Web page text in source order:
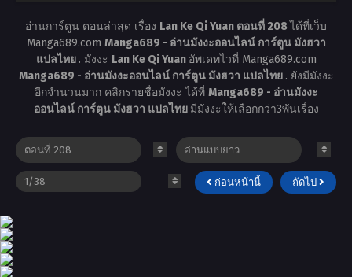
อ่านการ์ตูน ตอนล่าสุด เรื่อง Lan Ke Qi Yuan ตอนที่ 208ได้ที่เว็บ
Manga689.com Manga689 - อ่านมังงะออนไลน์ การ์ตูน มังฮวา
แปลไทย . มังงะ Lan Ke Qi Yuan อัพเดทไวที่ Manga689.com
Manga689 - อ่านมังงะออนไลน์ การ์ตูน มังฮวา แปลไทย . ยังมีมังงะ
อีกจำนวนมาก คลิกรายชื่อมังงะ ได้ที่ Manga689 - อ่านมังงะ
ออนไลน์ การ์ตูน มังฮวา แปลไทย มีมังงะให้เลือกกว่า3พันเรื่อง
ก่อนหน้านี้ ถัดไป